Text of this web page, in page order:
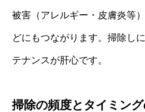
被害（アレルギー・皮膚炎等
どにもつながります。掃除し
テナンスが肝心です。
掃除の頻度とタイミン